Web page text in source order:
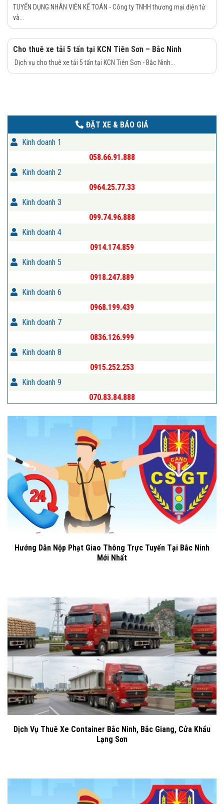
TUYỂN DỤNG NHÂN VIÊN KẾ TOÁN - Công ty TNHH thương mại điện tử
và...
Cho thuê xe tải 5 tấn tại KCN Tiên Sơn – Bắc Ninh
Dịch vụ cho thuê xe tải 5 tấn tại KCN Tiên Sơn - Bắc Ninh...
ĐẶT XE & BÁO GIÁ
Kinh doanh 1
058.66.91.888
Kinh doanh 2
0964.25.77.33
Kinh doanh 3
099.74.96.888
Kinh doanh 4
0914.174.859
Kinh doanh 5
0918.247.889
Kinh doanh 6
0968.199.439
Kinh doanh 7
0836.126.999
Kinh doanh 8
0915.252.253
Kinh doanh 9
070.83.84.888
Hướng Dẫn Nộp Phạt Giao Thông Trực Tuyến Tại Bắc Ninh
Mới Nhất
Dịch Vụ Thuê Xe Container Bắc Ninh, Bắc Giang, Cửa Khẩu
Lạng Sơn